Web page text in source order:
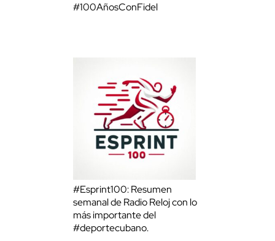
#100AñosConFidel
#Esprint100: Resumen
semanal de Radio Reloj con lo
más importante del
#deportecubano.